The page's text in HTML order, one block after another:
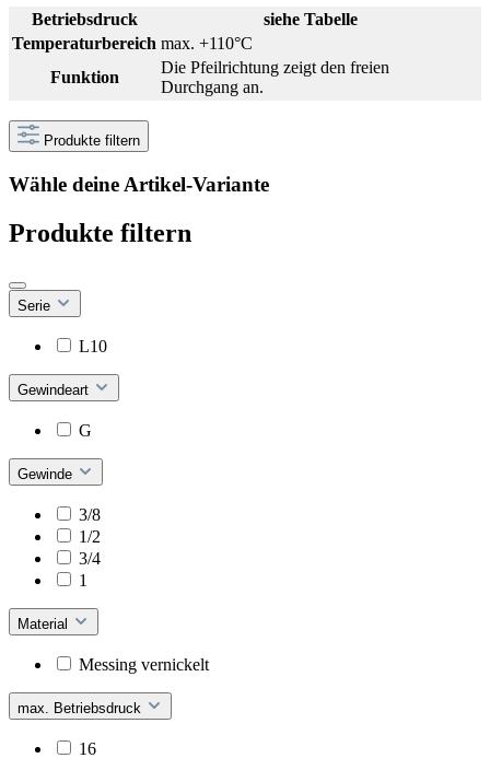
Betriebsdruck
siehe Tabelle
Temperaturbereich max. +110°C
Funktion
Die Pfeilrichtung zeigt den freien
Durchgang an.
Produkte filtern
Wähle deine Artikel-Variante
Produkte filtern
Serie
L10
Gewindeart
G
Gewinde
3/8
1/2
3/4
1
Material
Messing vernickelt
max. Betriebsdruck
16